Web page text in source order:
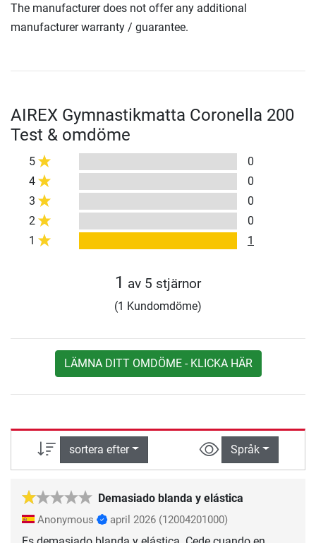
The manufacturer does not offer any additional
manufacturer warranty / guarantee.
AIREX Gymnastikmatta Coronella 200
Test & omdöme
5
0
4
0
3
0
2
0
1
1
1 av 5 stjärnor
(1 Kundomdöme)
LÄMNA DITT OMDÖME - KLICKA HÄR
sortera efter Språk
Demasiado blanda y elástica
Anonymous april 2026 (12004201000)